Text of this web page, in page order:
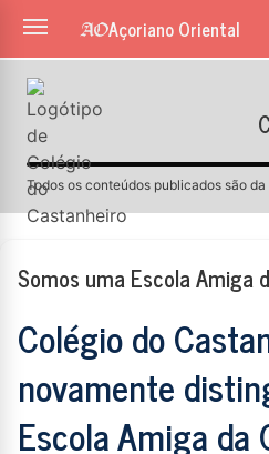
Açoriano Oriental
Todos os conteúdos publicados são
Somos uma Escola Amiga
Colégio do
novamente
Escola Amiga da